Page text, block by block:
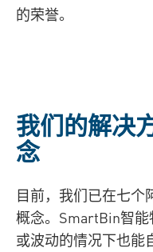
的荣誉。
我们的解决
念
目前，我们已在七个
概念。SmartBin智
或波动的情况下也能